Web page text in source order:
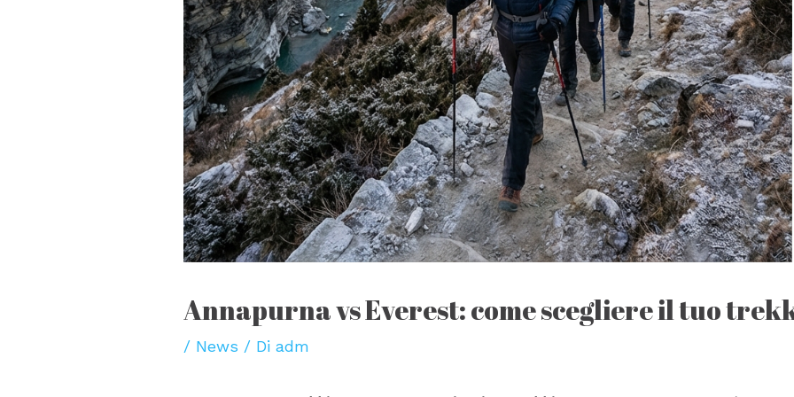
Annapurna vs Everest: come scegliere il tuo
/ News / Diadm